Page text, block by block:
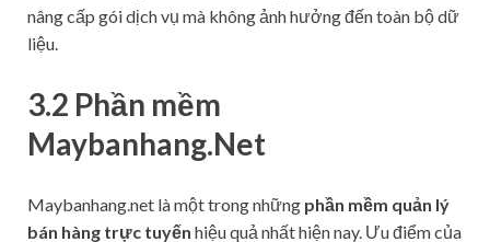
nâng cấp gói dịch vụ mà không ảnh hưởng đến toàn bộ dữ
liệu.
3.2 Phần mềm
Maybanhang.Net
Maybanhang.net là một trong những phần mềm quản lý
bán hàng trực tuyến hiệu quả nhất hiện nay. Ưu điểm của